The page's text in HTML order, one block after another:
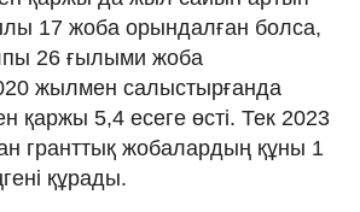
17 жоба орындалған болса,
26 ғылыми жоба
жылмен салыстырғанда
қаржы 5,4 есеге өсті. Тек 2023
гранттық жобалардың құны 1
құрады.